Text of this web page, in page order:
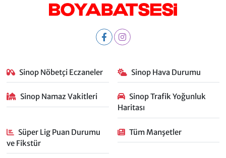
Sinop Nöbetçi Eczaneler Sinop Hava Durumu
Sinop Namaz Vakitleri
Sinop Trafik Yoğunluk
Haritası
Süper Lig Puan Durumu
ve Fikstür
Tüm Manşetler